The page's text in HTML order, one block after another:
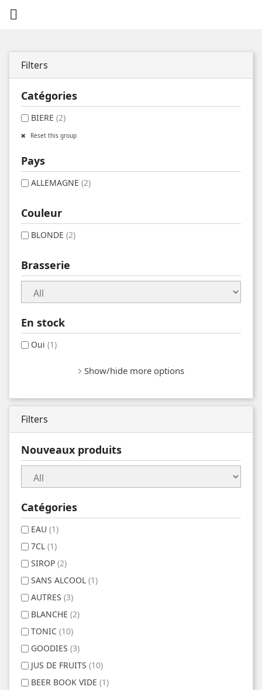

Filters
Catégories
BIERE (2)
Reset this group
Pays
ALLEMAGNE (2)
Couleur
BLONDE (2)
Brasserie
En stock
Oui (1)
Show/hide more options
Filters
Nouveaux produits
Catégories
EAU (1)
7CL (1)
SIROP (2)
SANS ALCOOL (1)
AUTRES (3)
BLANCHE (2)
TONIC (10)
GOODIES (3)
JUS DE FRUITS (10)
BEER BOOK VIDE (1)